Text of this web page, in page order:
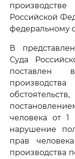
Российской
федеральному
В
Суда
поставлен
человека от 1
нарушение
прав
производства